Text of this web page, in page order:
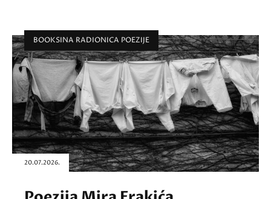
BOOKSINA RADIONICA POEZIJE
20.07.2026.